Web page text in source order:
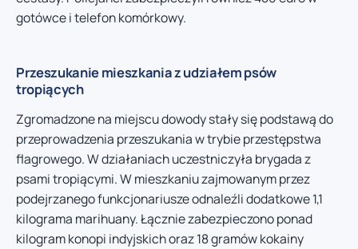
gotówce i telefon komórkowy.
Przeszukanie mieszkania z udziałem psów
tropiących
Zgromadzone na miejscu dowody stały się podstawą do
przeprowadzenia przeszukania w trybie przestępstwa
flagrowego. W działaniach uczestniczyła brygada z
psami tropiącymi. W mieszkaniu zajmowanym przez
podejrzanego funkcjonariusze odnaleźli dodatkowe 1,1
kilograma marihuany. Łącznie zabezpieczono ponad
kilogram konopi indyjskich oraz 18 gramów kokainy